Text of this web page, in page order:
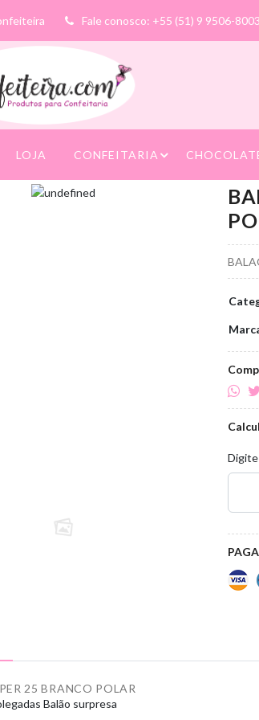
Fale conosco: +55 (51) 9 9506-8003
LOJA CONFEITARIA
25 BRANCO POLAR
Balão surpresa